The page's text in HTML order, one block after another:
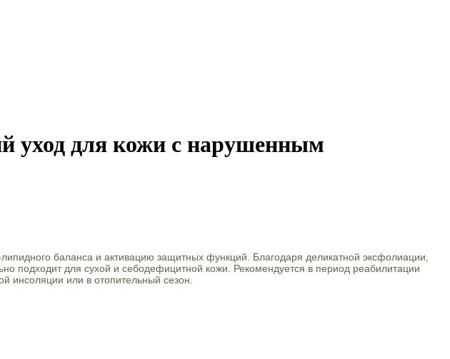
уход для кожи с нарушенным
баланса и активацию защитных функций. Благодаря деликатной эксфолиации,
подходит для сухой и себодефицитной кожи. Рекомендуется в период реабилитации
инсоляции или в отопительный сезон.